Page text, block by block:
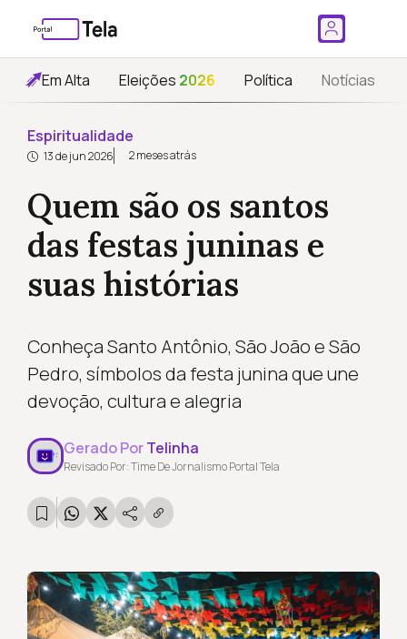
Em Alta Eleições 2026 Política Notícias
Espiritualidade
13 de jun 2026 2 meses atrás
Quem são os santos
das festas juninas e
suas histórias
Conheça Santo Antônio, São João e São
Pedro, símbolos da festa junina que une
devoção, cultura e alegria
Gerado PorTelinha
Revisado Por: Time De Jornalismo Portal Tela